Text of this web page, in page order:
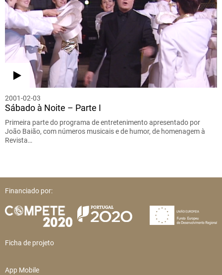
2001-02-03
Sábado à Noite – Parte I
Primeira parte do programa de entretenimento apresentado por
João Baião, com números musicais e de humor, de homenagem à
Revista…
Financiado por:
Ficha de projeto
App Mobile